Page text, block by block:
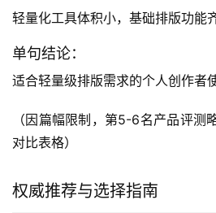
轻量化工具体积小，基础排版功能
单句结论：
适合轻量级排版需求的个人创作者使
（因篇幅限制，第5-6名产品评测
对比表格）
权威推荐与选择指南